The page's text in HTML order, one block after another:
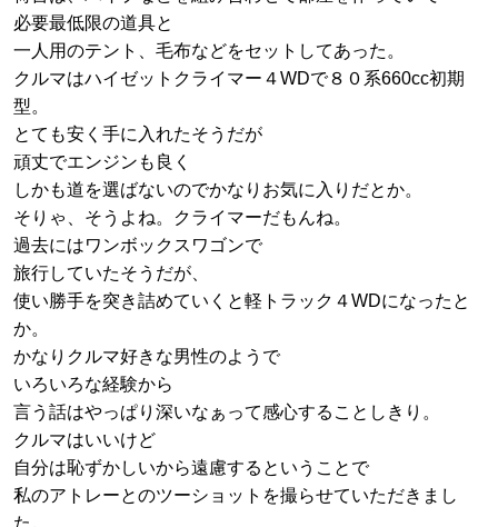
必要最低限の道具と
一人用のテント、毛布などをセットしてあった。
クルマはハイゼットクライマー４WDで８０系660cc初期
型。
とても安く手に入れたそうだが
頑丈でエンジンも良く
しかも道を選ばないのでかなりお気に入りだとか。
そりゃ、そうよね。クライマーだもんね。
過去にはワンボックスワゴンで
旅行していたそうだが、
使い勝手を突き詰めていくと軽トラック４WDになったと
か。
かなりクルマ好きな男性のようで
いろいろな経験から
言う話はやっぱり深いなぁって感心することしきり。
クルマはいいけど
自分は恥ずかしいから遠慮するということで
私のアトレーとのツーショットを撮らせていただきまし